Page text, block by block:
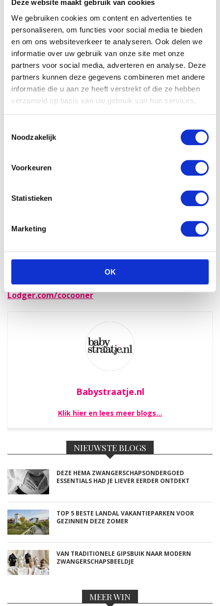
Deze website maakt gebruik van cookies
We gebruiken cookies om content en advertenties te
personaliseren, om functies voor social media te bieden
en om ons websiteverkeer te analyseren. Ook delen we
informatie over uw gebruik van onze site met onze
partners voor social media, adverteren en analyse. Deze
partners kunnen deze gegevens combineren met andere
informatie die u aan ze heeft verstrekt of die ze hebben
verzameld op basis van uw gebruik van hun services.
Noodzakelijk
Voorkeuren
Statistieken
Marketing
OK
Het comfort van dragen
van jouw hartslag geven het kindje een vertrouwd en
ontspannen gevoel tijdens het dragen. Vooral vlak na de
hechtingsproces. Baby’s zitten comfortabel en
hebt. Het dragen met de Lodger Cocooner is de ideale
manier om een hechte band op te bouwen met je kindje.
Leer de basis knoopmethode door te kijken op
Lodger.com/cocooner
Babystraatje.nl
Klik hier en lees meer blogs…
NIEUWSTE BLOGS
DEZE HEMA ZWANGERSCHAPSONDERGOED
ESSENTIALS HAD JE LIEVER EERDER ONTDEKT
TOP 5 BESTE LANDAL VAKANTIEPARKEN VOOR
GEZINNEN DEZE ZOMER
VAN TRADITIONELE GIPSBUIK NAAR MODERN
ZWANGERSCHAPSBEELDJE
MEER WIN